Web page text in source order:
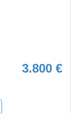
3.800 €